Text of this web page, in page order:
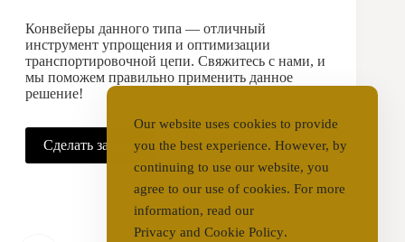
Конвейеры данного типа — отличный
инструмент упрощения и оптимизации
транспортировочной цепи. Свяжитесь с нами, и
мы поможем правильно применить данное
решение!
Сделать запрос
Our website uses cookies to provide
you the best experience. However, by
continuing to use our website, you
agree to our use of cookies. For more
information, read our
Privacy and Cookie Policy.